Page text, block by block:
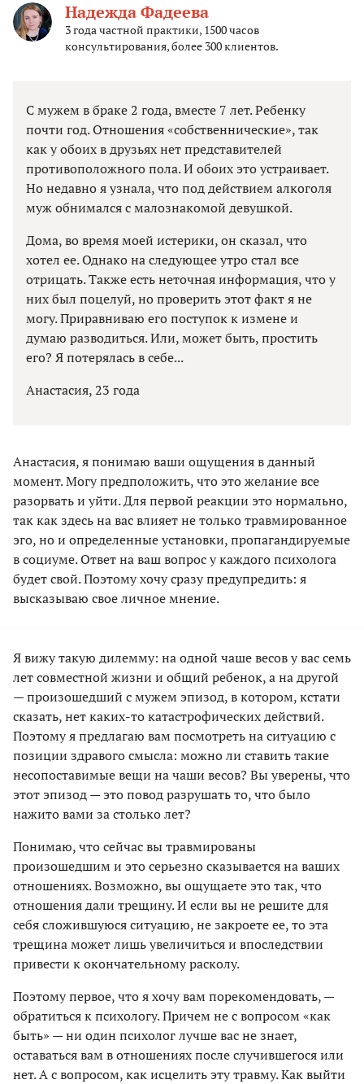
Надежда Фадеева
3 года частной практики, 1500 часов
консультирования, более 300 клиентов.
С мужем в браке 2 года, вместе 7 лет. Ребенку
почти год. Отношения «собственнические», так
как у обоих в друзьях нет представителей
противоположного пола. И обоих это устраивает.
Но недавно я узнала, что под действием алкоголя
муж обнимался с малознакомой девушкой.
Дома, во время моей истерики, он сказал, что
хотел ее. Однако на следующее утро стал все
отрицать. Также есть неточная информация, что у
них был поцелуй, но проверить этот факт я не
могу. Приравниваю его поступок к измене и
думаю разводиться. Или, может быть, простить
его? Я потерялась в себе...
Анастасия, 23 года
Анастасия, я понимаю ваши ощущения в данный
момент. Могу предположить, что это желание все
разорвать и уйти. Для первой реакции это нормально,
так как здесь на вас влияет не только травмированное
эго, но и определенные установки, пропагандируемые
в социуме. Ответ на ваш вопрос у каждого психолога
будет свой. Поэтому хочу сразу предупредить: я
высказываю свое личное мнение.
Я вижу такую дилемму: на одной чаше весов у вас семь
лет совместной жизни и общий ребенок, а на другой
— произошедший с мужем эпизод, в котором, кстати
сказать, нет каких-то катастрофических действий.
Поэтому я предлагаю вам посмотреть на ситуацию с
позиции здравого смысла: можно ли ставить такие
несопоставимые вещи на чаши весов? Вы уверены, что
этот эпизод — это повод разрушать то, что было
нажито вами за столько лет?
Понимаю, что сейчас вы травмированы
произошедшим и это серьезно сказывается на ваших
отношениях. Возможно, вы ощущаете это так, что
отношения дали трещину. И если вы не решите для
себя сложившуюся ситуацию, не закроете ее, то эта
трещина может лишь увеличиться и впоследствии
привести к окончательному расколу.
Поэтому первое, что я хочу вам порекомендовать, —
обратиться к психологу. Причем не с вопросом «как
быть» — ни один психолог лучше вас не знает,
оставаться вам в отношениях после случившегося или
нет. А с вопросом, как исцелить эту травму. Как выйти